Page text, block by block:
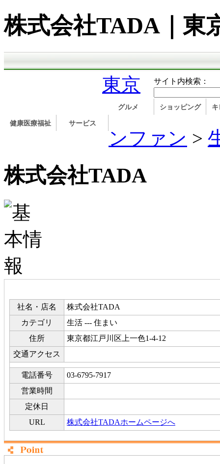
株式会社TADA｜東
サイト内検索：
グルメ ショッピング
健康医療福祉 サービス
東京
ンファン >
株式会社TADA
社名・店名
株式会社TADA
カテゴリ
生活 --- 住まい
住所
東京都江戸川区上一色1-4-12
交通アクセス
電話番号
03-6795-7917
営業時間
定休日
URL
株式会社TADAホームページへ